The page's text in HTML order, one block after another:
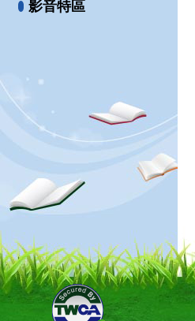
影音特區